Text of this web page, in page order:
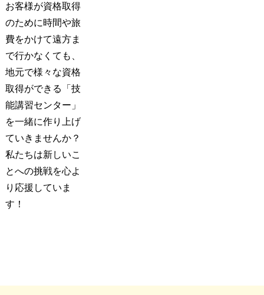
お客様が資格取得
のために時間や旅
費をかけて遠方ま
で行かなくても、
地元で様々な資格
取得ができる「技
能講習センター」
を一緒に作り上げ
ていきませんか？
私たちは新しいこ
とへの挑戦を心よ
り応援していま
す！